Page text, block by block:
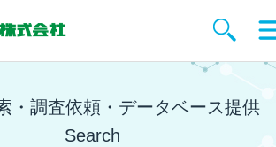
・調査依頼・データベース提供
Search